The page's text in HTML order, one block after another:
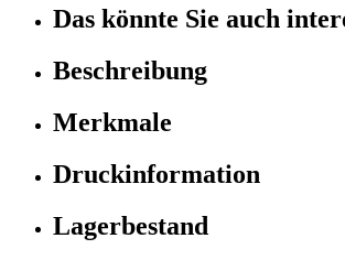
Das könnte Sie auch
Beschreibung
Merkmale
Druckinformation
Lagerbestand